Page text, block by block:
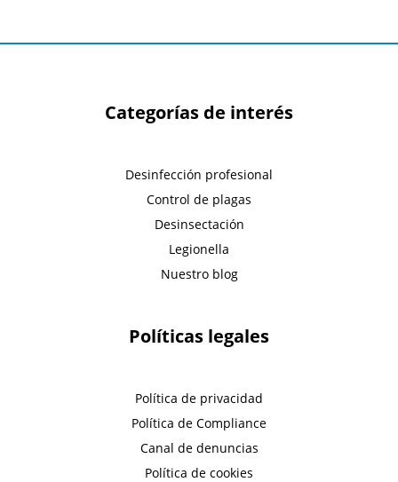
Categorías de interés
Desinfección profesional
Control de plagas
Desinsectación
Legionella
Nuestro blog
Políticas legales
Política de privacidad
Política de Compliance
Canal de denuncias
Política de cookies